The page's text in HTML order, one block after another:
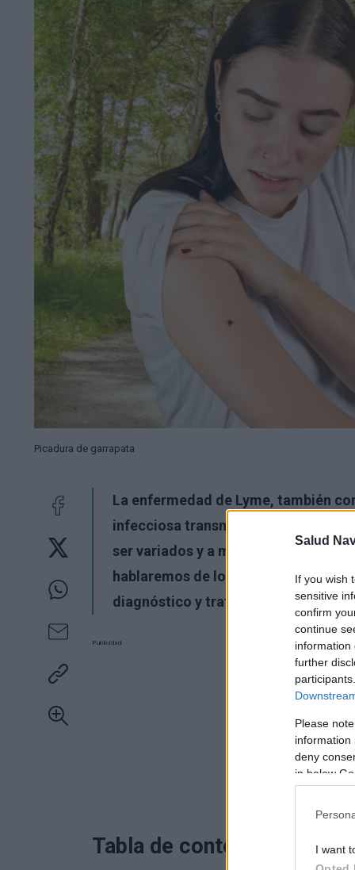
Salud
If you wish
sensitive
confirm
continue
information
further
Please
information
deny
in below
I want
Picadura de garrapata
La enfermedad de Lyme, también
infecciosa transmitida por
ser variados y a menudo se
hablaremos de los principales
diagnóstico y tratamiento de la
Publicidad:
Tabla de contenidos: